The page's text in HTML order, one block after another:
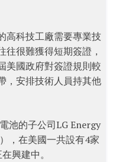
高科技工廠需要專業技
往很難獲得短期簽證，
美國政府對簽證規則較
，安排技術人員持其他
池的子公司LG Energy
，在美國一共設有4家
興建中。